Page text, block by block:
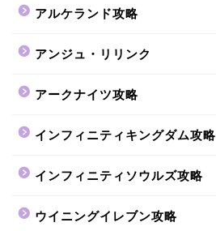
アルケランド攻略
アンジュ・リリンク
アークナイツ攻略
インフィニティキングダム攻略
インフィニティソウルズ攻略
ウイニングイレブン攻略